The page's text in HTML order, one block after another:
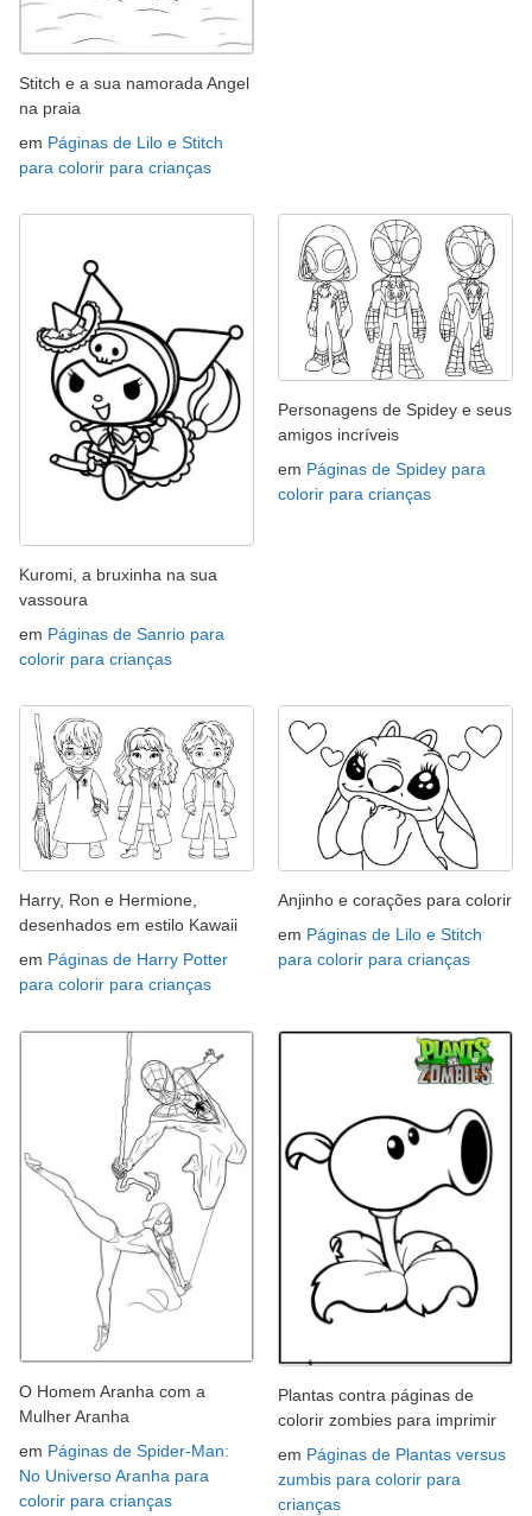
Stitch e a sua namorada Angel
na praia
em Páginas de Lilo e Stitch
para colorir para crianças
Kuromi, a bruxinha na sua
vassoura
em Páginas de Sanrio para
colorir para crianças
Personagens de Spidey e seus
amigos incríveis
em Páginas de Spidey para
colorir para crianças
Harry, Ron e Hermione,
desenhados em estilo Kawaii
em Páginas de Harry Potter
para colorir para crianças
Anjinho e corações para colorir
em Páginas de Lilo e Stitch
para colorir para crianças
O Homem Aranha com a
Mulher Aranha
em Páginas de Spider-Man:
No Universo Aranha para
colorir para crianças
Plantas contra páginas de
colorir zombies para imprimir
em Páginas de Plantas versus
zumbis para colorir para
crianças